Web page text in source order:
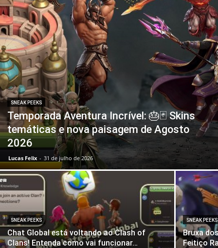
SNEAK PEEKS
Temporada Aventura Incrível: 🎂🃏 Skins
temáticas e nova paisagem de Agosto
2026
Lucas Felix - 31 de julho de 2026
SNEAK PEEKS
Chat Global está voltando ao Clash of
Clans! Entenda como vai funcionar…
SNEAK PEEKS
Bruxa
Feitiço